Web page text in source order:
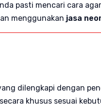
pasti mencari cara
menggunakan jasa
dilengkapi dengan
khusus sesuai